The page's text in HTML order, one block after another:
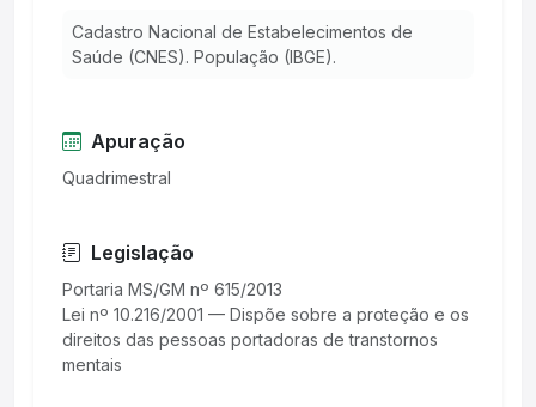
Cadastro Nacional de Estabelecimentos de
Saúde (CNES). População (IBGE).
Apuração
Quadrimestral
Legislação
Portaria MS/GM nº 615/2013
Lei nº 10.216/2001 — Dispõe sobre a proteção e os
direitos das pessoas portadoras de transtornos